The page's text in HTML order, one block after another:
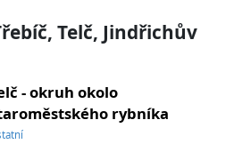
Telč, Jindřichův
- okruh okolo
rybníka